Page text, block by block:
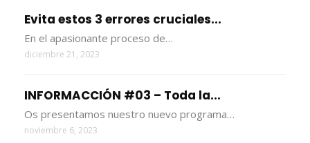
Evita estos 3 errores cruciales...
En el apasionante proceso de…
diciembre 21, 2023
INFORMACCIÓN #03 – Toda la...
Os presentamos nuestro nuevo programa…
noviembre 6, 2023